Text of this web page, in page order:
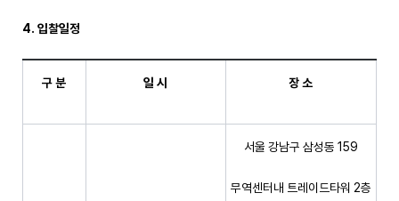
4. 입찰일정
구 분 일 시 장 소
서울 강남구 삼성동 159
무역센터내 트레이드타워 2층